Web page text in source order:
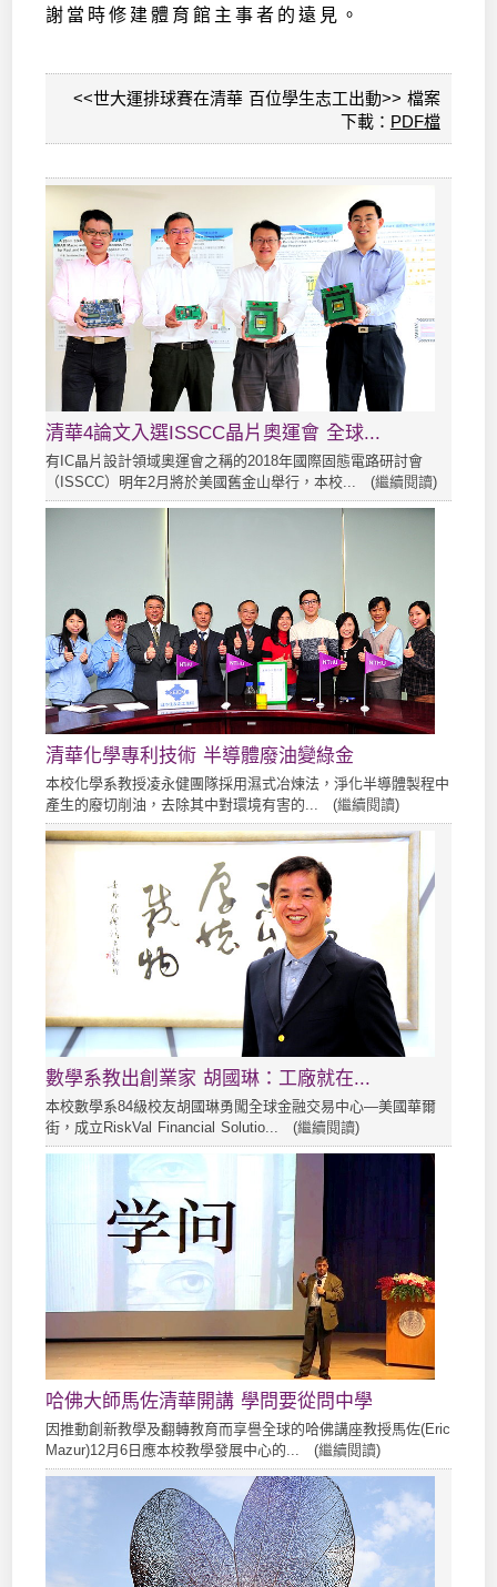
謝當時修建體育館主事者的遠見。
<<世大運排球賽在清華 百位學生志工出動>> 檔案
下載： PDF檔
清華4論文入選ISSCC晶片奧運會 全球...
有IC晶片設計領域奧運會之稱的2018年國際固態電路研討會
（ISSCC）明年2月將於美國舊金山舉行，本校... (繼續閱讀)
清華化學專利技術 半導體廢油變綠金
本校化學系教授凌永健團隊採用濕式冶煉法，淨化半導體製程中
產生的廢切削油，去除其中對環境有害的... (繼續閱讀)
數學系教出創業家 胡國琳：工廠就在...
本校數學系84級校友胡國琳勇闖全球金融交易中心—美國華爾
街，成立RiskVal Financial Solutio... (繼續閱讀)
哈佛大師馬佐清華開講 學問要從問中學
因推動創新教學及翻轉教育而享譽全球的哈佛講座教授馬佐(Eric
Mazur)12月6日應本校教學發展中心的... (繼續閱讀)